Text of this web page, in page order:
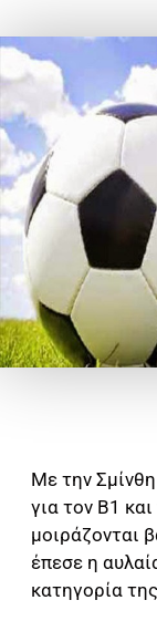
Με την
για τον Β1
μοιράζονται
έπεσε η
κατηγορία